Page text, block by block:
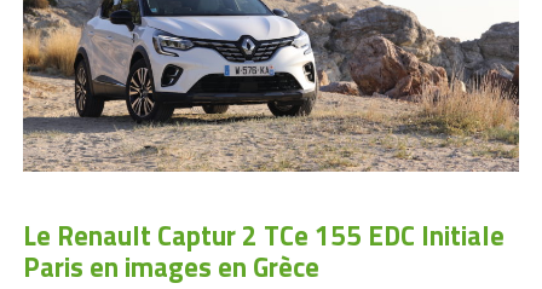
Le Renault Captur 2 TCe 155 EDC Initiale
Paris en images en Grèce